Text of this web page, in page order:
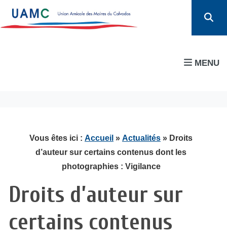
MENU
Vous êtes ici : Accueil » Actualités » Droits
d’auteur sur certains contenus dont les
photographies : Vigilance
Droits d’auteur sur
certains contenus